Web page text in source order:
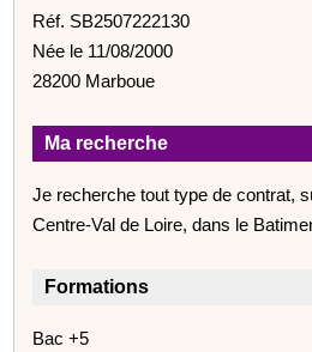
Réf. SB2507222130
Née le 11/08/2000
28200 Marboue
Ma recherche
Je recherche tout type de contrat,
Centre-Val de Loire, dans le
Formations
Bac +5